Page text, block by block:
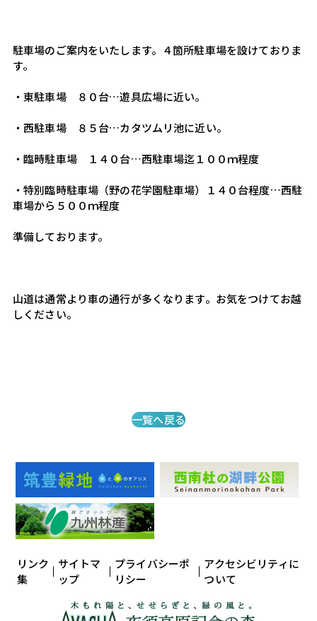
駐車場のご案内をいたします。４箇所駐車場を設けておりま
す。
・東駐車場　８０台…遊具広場に近い。
・西駐車場　８５台…カタツムリ池に近い。
・臨時駐車場　１４０台…西駐車場迄１００ｍ程度
・特別臨時駐車場（野の花学園駐車場）１４０台程度…西駐
車場から５００ｍ程度
準備しております。
山道は通常より車の通行が多くなります。お気をつけてお越
しください。
一覧へ戻る
リンク
集
サイトマ
ップ
プライバシーポ
リシー
アクセシビリティに
ついて